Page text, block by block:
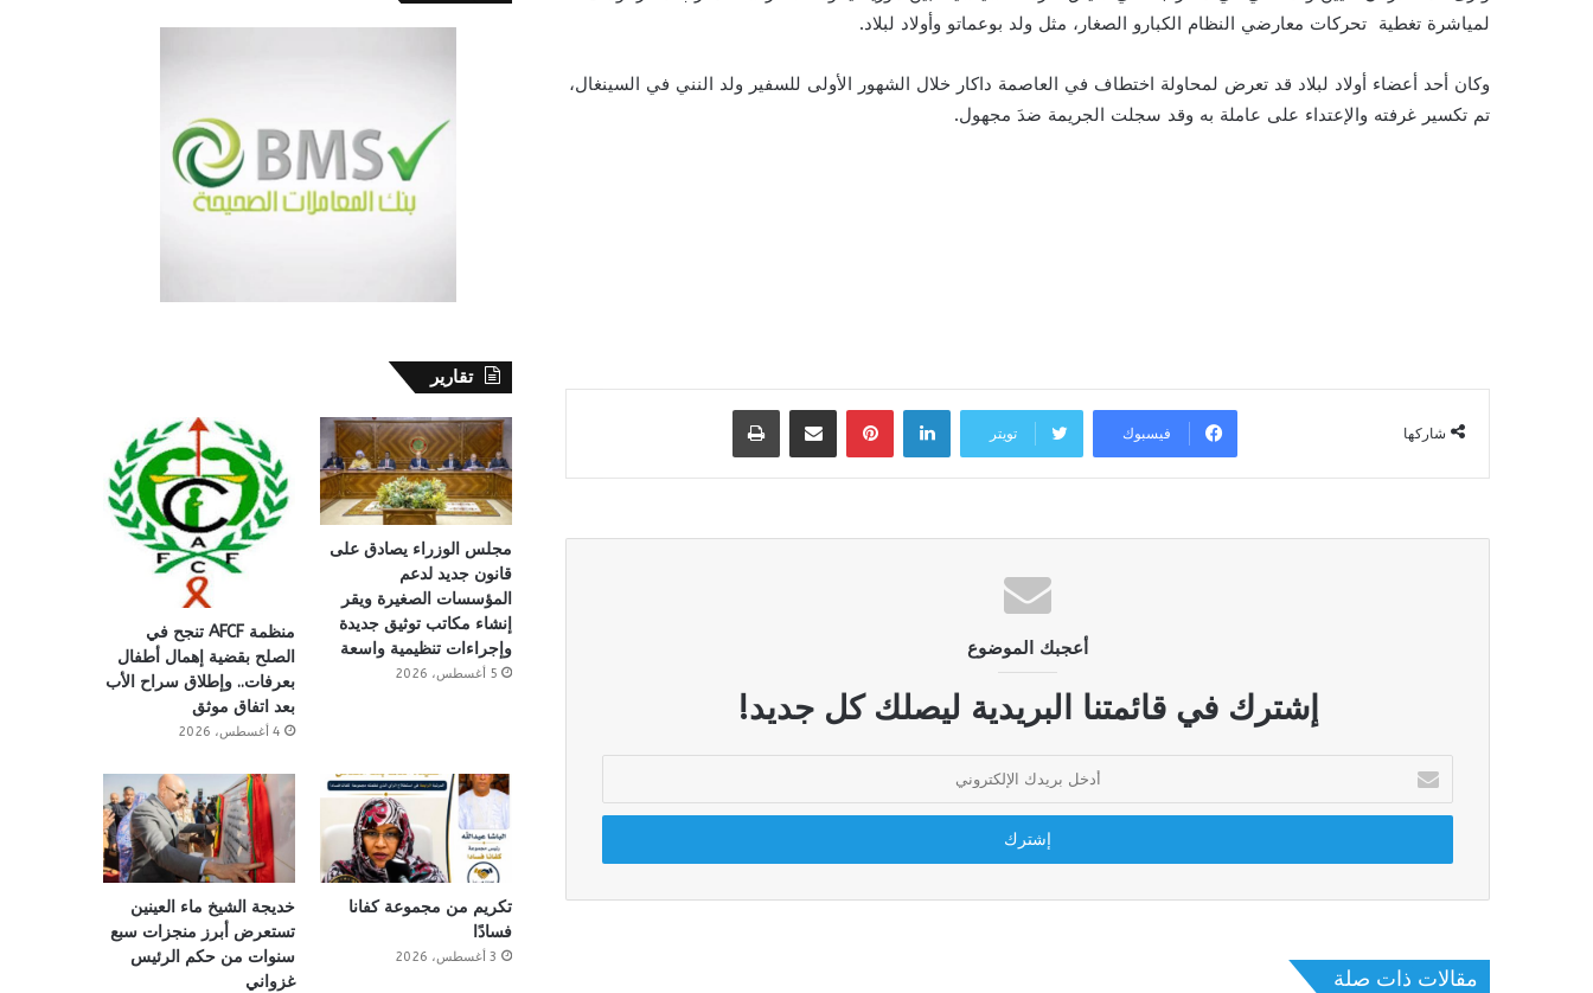
لمياشرة تغطية تحركات معارضي النظام الكبارو الصغار، مثل ولد بوعماتو وأولاد لبلاد.
وكان أحد أعضاء أولاد لبلاد قد تعرض لمحاولة اختطاف في العاصمة داكار خلال الشهور الأولى للسفير ولد النني في السينغال،
تم تكسير غرفته والإعتداء على عاملة به وقد سجلت الجريمة ضدَ مجهول.
شاركها فيسبوك تويتر
لينكدإن بينتيريستمشاركة عبر البريد طباعة
أعجبك الموضوع
إشترك في قائمتنا البريدية ليصلك كل جديد!
بريدك
الإلكتروني
مقالات ذات صلة
تقارير
مجلس الوزراء يصادق على
قانون جديد لدعم
المؤسسات الصغيرة ويقر
إنشاء مكاتب توثيق جديدة
وإجراءات تنظيمية واسعة
5 أغسطس، 2026
منظمة AFCF تنجح في
الصلح بقضية إهمال أطفال
بعرفات.. وإطلاق سراح الأب
بعد اتفاق موثق
4 أغسطس، 2026
تكريم من مجموعة كفانا
فسادًا
3 أغسطس، 2026
خديجة الشيخ ماء العينين
تستعرض أبرز منجزات سبع
سنوات من حكم الرئيس
غزواني